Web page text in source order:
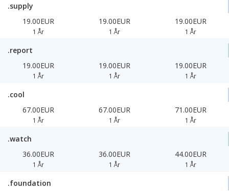
.supply
19.00EUR
1 År
19.00EUR
1 År
19.00EUR
1 År
.report
19.00EUR
1 År
19.00EUR
1 År
19.00EUR
1 År
.cool
67.00EUR
1 År
67.00EUR
1 År
71.00EUR
1 År
.watch
36.00EUR
1 År
36.00EUR
1 År
44.00EUR
1 År
.foundation